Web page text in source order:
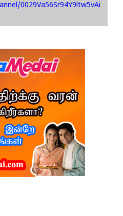
0029Va56Sr94Y9ltw5vAi